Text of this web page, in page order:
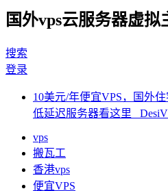
国外vps云服务器虚
搜索
登录
10美元/年便宜VPS，国外
低延迟服务器看这里
vps
搬瓦工
香港vps
便宜VPS